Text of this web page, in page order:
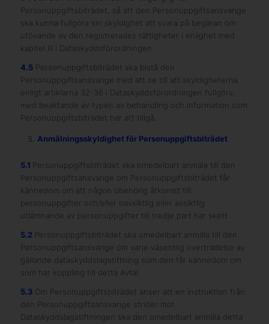
Personuppgiftsbiträdet, så att den Personuppgiftsansvarige
ska kunna fullgöra sin skyldighet att svara på begäran om
utövande av den registrerades rättigheter i enlighet med
kapitel III i Dataskyddsförordningen.
4.5Personuppgiftsbiträdet ska bistå den
Personuppgiftsansvarige med att se till att skyldigheterna
enligt artiklarna 32-36 i Dataskyddsförordningen fullgörs,
med beaktande av typen av behandling och information som
Personuppgiftsbiträdet har att tillgå.
Anmälningsskyldighet för Personuppgiftsbiträdet
5.1 Personuppgiftsbiträdet ska omedelbart anmäla till den
Personuppgiftsansvarige om Personuppgiftsbiträdet får
kännedom om att någon obehörig åtkomst till
personuppgifter och/eller oavsiktlig eller avsiktlig
utlämnande av personuppgifter till tredje part har skett.
5.2 Personuppgiftsbiträdet ska omedelbart anmäla till den
Personuppgiftsansvarige om varje väsentlig överträdelse av
gällande dataskyddslagstiftning som den får kännedom om
som har koppling till detta Avtal.
5.3 Om Personuppgiftsbiträdet anser att en instruktion från
den Personuppgiftsansvarige strider mot
Dataskyddslagstiftningen ska den omedelbart anmäla detta